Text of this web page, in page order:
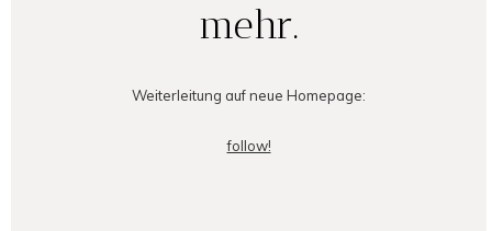
mehr.
Weiterleitung auf neue Homepage:
follow!